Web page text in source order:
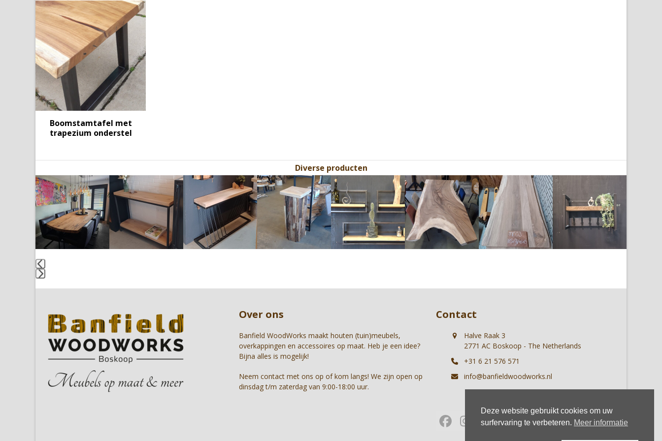
Boomstamtafel met
trapezium onderstel
Diverse producten
Use
the
left
and
right
arrow
keys
to
the
first
Over ons
Banfield WoodWorks maakt houten (tuin)meubels,
overkappingen en accessoires op maat. Heb je een idee?
Bijna alles is mogelijk!
Neem contact met ons op of kom langs! We zijn open op
dinsdag t/m zaterdag van 9:00-18:00 uur.
Contact
Halve Raak 3
2771 AC Boskoop - The Netherlands
+31 6 21 576 571
info@banfieldwoodworks.nl
Facebook
Instagram
Whatsapp
Deze website gebruikt cookies om uw
surfervaring te verbeteren. Meer informatie